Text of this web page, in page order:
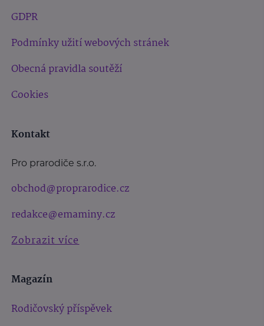
GDPR
Podmínky užití webových stránek
Obecná pravidla soutěží
Cookies
Kontakt
Pro prarodiče s.r.o.
obchod@proprarodice.cz
redakce@emaminy.cz
Zobrazit více
Magazín
Rodičovský příspěvek